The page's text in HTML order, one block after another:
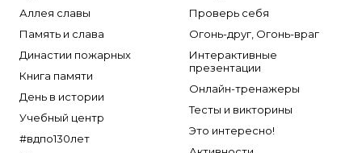
Аллея славы
Память и слава
Династии пожарных
Книга памяти
День в истории
Учебный центр
#вдпо130лет
Проверь себя
Огонь-друг, Огонь-враг
Интерактивные
презентации
Онлайн-тренажеры
Тесты и викторины
Это интересно!